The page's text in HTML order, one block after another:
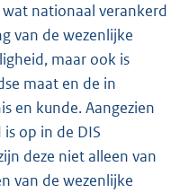
nationaal verankerd
van de wezenlijke
maar ook is
maat en de in
en kunde. Aangezien
op in de DIS
deze niet alleen van
van de wezenlijke